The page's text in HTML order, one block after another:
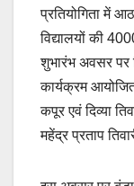
प्रतियोगिता में
विद्यालयों की
शुभारंभ अवसर पर
कार्यक्रम
कपूर एवं दिव्या
महेंद्र प्रताप